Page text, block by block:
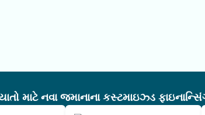
માટે નવા જમાનાના કસ્ટમાઇઝ્ડ